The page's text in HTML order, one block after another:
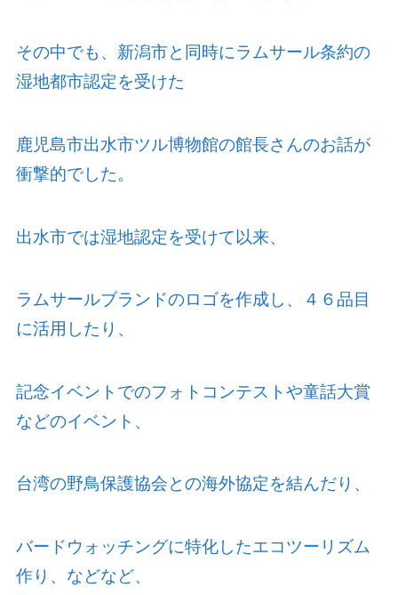
その中でも、新潟市と同時にラムサール条約の
湿地都市認定を受けた
鹿児島市出水市ツル博物館の館長さんのお話が
衝撃的でした。
出水市では湿地認定を受けて以来、
ラムサールブランドのロゴを作成し、４６品目
に活用したり、
記念イベントでのフォトコンテストや童話大賞
などのイベント、
台湾の野鳥保護協会との海外協定を結んだり、
バードウォッチングに特化したエコツーリズム
作り、などなど、